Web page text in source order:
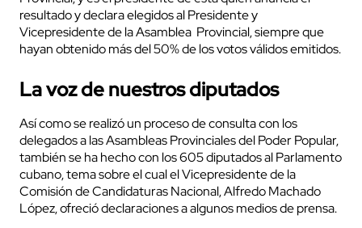
resultado y declara elegidos al Presidente y
Vicepresidente de la Asamblea Provincial, siempre que
hayan obtenido más del 50% de los votos válidos emitidos.
La voz de nuestros diputados
Así como se realizó un proceso de consulta con los
delegados a las Asambleas Provinciales del Poder Popular,
también se ha hecho con los 605 diputados al Parlamento
cubano, tema sobre el cual el Vicepresidente de la
Comisión de Candidaturas Nacional, Alfredo Machado
López, ofreció declaraciones a algunos medios de prensa.